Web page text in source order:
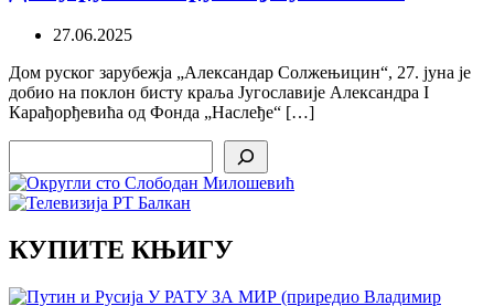
27.06.2025
Дом руског зарубежја „Александар Солжењицин“, 27. јуна je
добио на поклон бисту краља Југославије Александра I
Карађорђевића од Фонда „Наслеђе“ […]
КУПИТЕ КЊИГУ